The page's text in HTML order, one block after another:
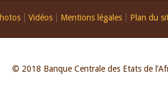
Vidéos Mentions légales Plan du
© 2018 Banque Centrale des Etats de